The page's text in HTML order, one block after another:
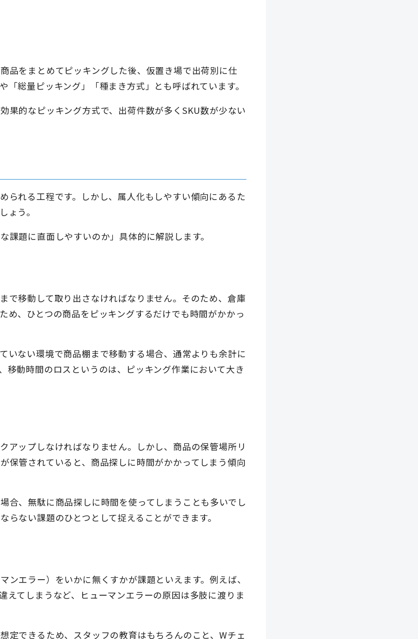
品をまとめてピッキングした後、仮置き場で出荷別に仕
総量ピッキング」「種まき方式」とも呼ばれています。
果的なピッキング方式で、出荷件数が多くSKU数が少ない
られる工程です。しかし、属人化もしやすい傾向にあるた
ょう。
題に直面しやすいのか」具体的に解説します。
で移動して取り出さなければなりません。そのため、倉庫
め、ひとつの商品をピッキングするだけでも時間がかかっ
いない環境で商品棚まで移動する場合、通常よりも余計に
移動時間のロスというのは、ピッキング作業において大き
アップしなければなりません。しかし、商品の保管場所リ
保管されていると、商品探しに時間がかかってしまう傾向
合、無駄に商品探しに時間を使ってしまうことも多いでし
ない課題のひとつとして捉えることができます。
エラー）をいかに無くすかが課題といえます。例えば、
えてしまうなど、ヒューマンエラーの原因は多肢に渡りま
定できるため、スタッフの教育はもちろんのこと、Wチェ